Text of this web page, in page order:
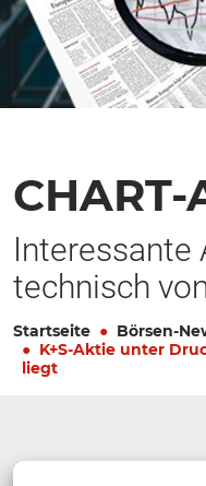
CHART-
Interessante
technisch
Startseite Börsen-
K+S-Aktie unter
liegt